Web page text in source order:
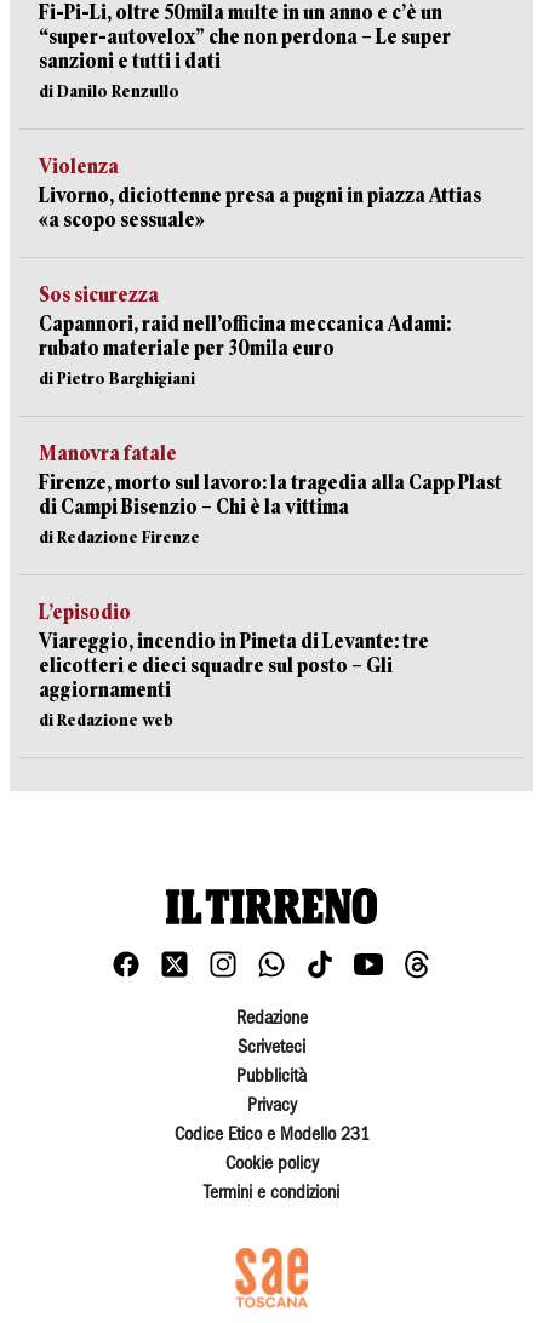
Fi-Pi-Li, oltre 50mila multe in un anno e c’è un
“super-autovelox” che non perdona – Le super
sanzioni e tutti i dati
di Danilo Renzullo
Violenza
Livorno, diciottenne presa a pugni in piazza Attias
«a scopo sessuale»
Sos sicurezza
Capannori, raid nell’officina meccanica Adami:
rubato materiale per 30mila euro
di Pietro Barghigiani
Manovra fatale
Firenze, morto sul lavoro: la tragedia alla Capp Plast
di Campi Bisenzio – Chi è la vittima
di Redazione Firenze
L’episodio
Viareggio, incendio in Pineta di Levante: tre
elicotteri e dieci squadre sul posto – Gli
aggiornamenti
di Redazione web
Redazione
Scriveteci
Pubblicità
Privacy
Codice Etico e Modello 231
Cookie policy
Termini e condizioni